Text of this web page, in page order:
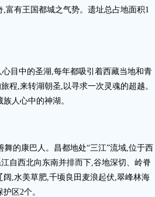
富有王国都城之气势。遗址总占地面积1
目中的圣湖,每年都吸引着西藏当地和青
程,来转湖朝圣,以寻求一次灵魂的超越。
人心中的神湖。
的康巴人。昌都地处“三江”流域,位于西
自西北向东南并排而下,谷地深切、岭脊
,水美草肥,千顷良田麦浪起伏,翠峰林海
区2个。